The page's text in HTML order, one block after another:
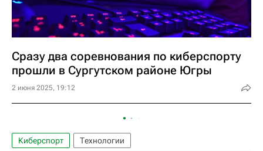
Сразу два соревнования по киберспорту
прошли в Сургутском районе Югры
2 июня 2025, 19:12
Киберспорт Технологии